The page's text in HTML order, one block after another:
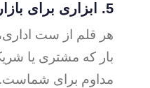
5. ابزاری برای
هر قلم از ست
بار که مشتری یا
مداوم برای شماست.